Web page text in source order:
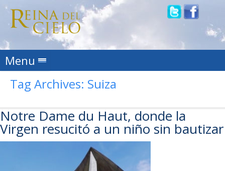
Menu Skip to content
Tag Archives: Suiza
Notre Dame du Haut, donde la
Virgen resucitó a un niño sin bautizar